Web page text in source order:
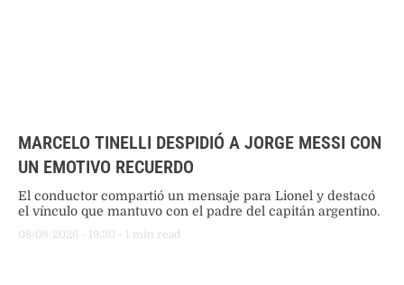
MARCELO TINELLI DESPIDIÓ A JORGE MESSI CON
UN EMOTIVO RECUERDO
El conductor compartió un mensaje para Lionel y destacó
el vínculo que mantuvo con el padre del capitán argentino.
08/08/2026 - 19:30 - min read